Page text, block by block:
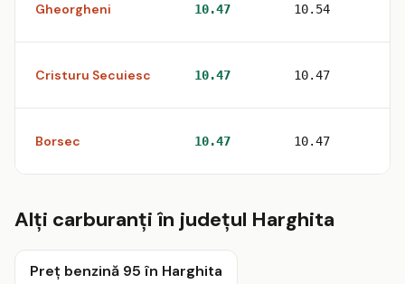
Gheorgheni 10.47 10.54
Cristuru Secuiesc 10.47 10.47
Borsec 10.47 10.47
Alți carburanți în județul Harghita
Preț benzină 95 în Harghita